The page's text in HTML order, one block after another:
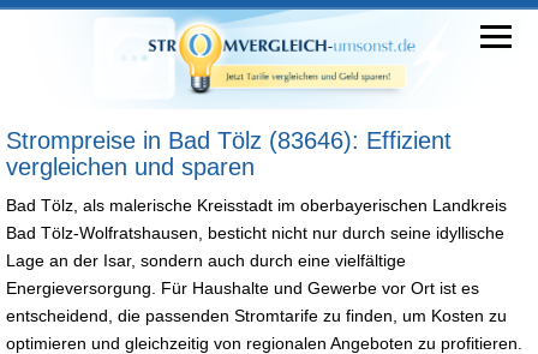
Strompreise in Bad Tölz (83646): Effizient
vergleichen und sparen
Bad Tölz, als malerische Kreisstadt im oberbayerischen Landkreis
Bad Tölz-Wolfratshausen, besticht nicht nur durch seine idyllische
Lage an der Isar, sondern auch durch eine vielfältige
Energieversorgung. Für Haushalte und Gewerbe vor Ort ist es
entscheidend, die passenden Stromtarife zu finden, um Kosten zu
optimieren und gleichzeitig von regionalen Angeboten zu profitieren.